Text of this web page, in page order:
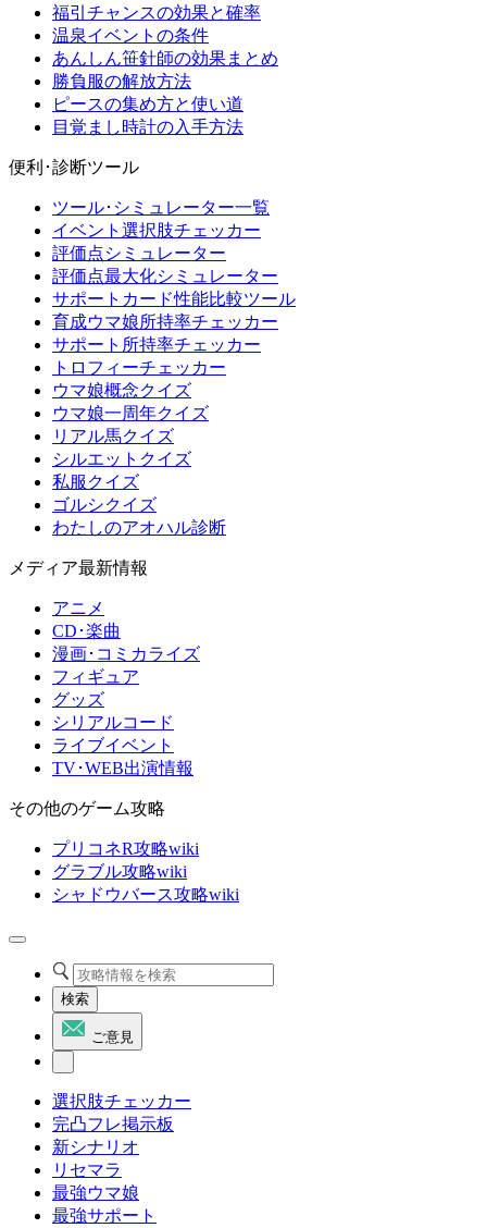
福引チャンスの効果と確率
温泉イベントの条件
あんしん笹針師の効果まとめ
勝負服の解放方法
ピースの集め方と使い道
目覚まし時計の入手方法
便利･診断ツール
ツール･シミュレーター一覧
イベント選択肢チェッカー
評価点シミュレーター
評価点最大化シミュレーター
サポートカード性能比較ツール
育成ウマ娘所持率チェッカー
サポート所持率チェッカー
トロフィーチェッカー
ウマ娘概念クイズ
ウマ娘一周年クイズ
リアル馬クイズ
シルエットクイズ
私服クイズ
ゴルシクイズ
わたしのアオハル診断
メディア最新情報
アニメ
CD･楽曲
漫画･コミカライズ
フィギュア
グッズ
シリアルコード
ライブイベント
TV･WEB出演情報
その他のゲーム攻略
プリコネR攻略wiki
グラブル攻略wiki
シャドウバース攻略wiki
検索
ご意見
選択肢チェッカー
完凸フレ掲示板
新シナリオ
リセマラ
最強ウマ娘
最強サポート